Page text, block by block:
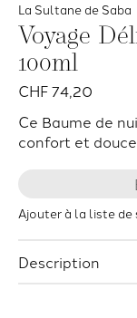
La Sultane de Saba
Voyage
100ml
CHF 74,20
Ce Baume de
confort et
Ajouter à la liste de
Description